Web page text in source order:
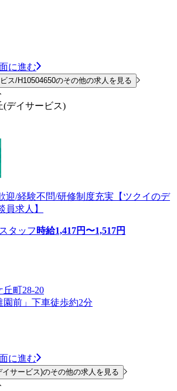
に進む
ス/H10504650のその他の求人を見る
(デイサービス)
迎/経験不問/研修制度充実【ツクイのデ
員求人】
タッフ 時給1,417円〜1,517円
町28-20
園前」下車徒歩約2分
に進む
サービス)のその他の求人を見る